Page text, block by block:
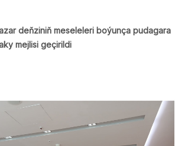
deňziniň meseleleri boýunça pudagara
mejlisi geçirildi